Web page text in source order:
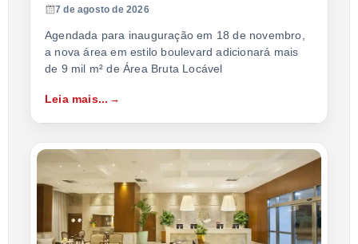
7 de agosto de 2026
Agendada para inauguração em 18 de novembro,
a nova área em estilo boulevard adicionará mais
de 9 mil m² de Área Bruta Locável
Leia mais...